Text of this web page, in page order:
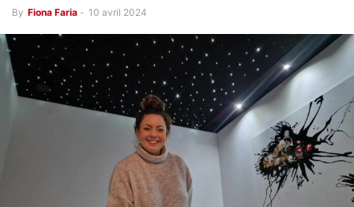
By Fiona Faria - 10 avril 2024